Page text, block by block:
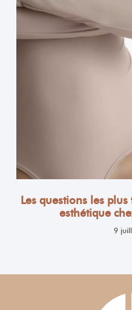
Les questions les
esthétique
9